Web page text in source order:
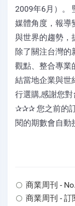
2009年6月）。
媒體角度，報導
與世界的趨勢，
除了關注台灣的
觀點、整合專業
結當地企業與世
行選購,感謝您對
✰✰✰ 您之前的
閱的期數會自動
商業周刊 -
商業周刊 - 訂